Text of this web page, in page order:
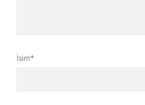
İsim*